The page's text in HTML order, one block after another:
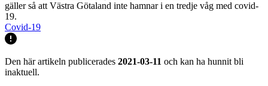
gäller så att Västra Götaland inte hamnar i en tredje våg med covid-
19.
Covid-19
Den här artikeln publicerades 2021-03-11 och kan ha hunnit bli
inaktuell.